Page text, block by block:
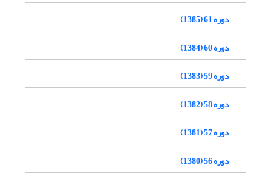
دوره 61 (1385)
دوره 60 (1384)
دوره 59 (1383)
دوره 58 (1382)
دوره 57 (1381)
دوره 56 (1380)